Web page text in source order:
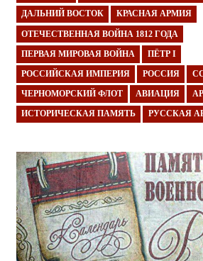
ДАЛЬНИЙ ВОСТОК КРАСНАЯ АРМИЯ
ОТЕЧЕСТВЕННАЯ ВОЙНА 1812 ГОДА
ПЕРВАЯ МИРОВАЯ ВОЙНА ПЁТР I
РОССИЙСКАЯ ИМПЕРИЯ РОССИЯ
ЧЕРНОМОРСКИЙ ФЛОТ АВИАЦИЯ
ИСТОРИЧЕСКАЯ ПАМЯТЬ РУССКАЯ